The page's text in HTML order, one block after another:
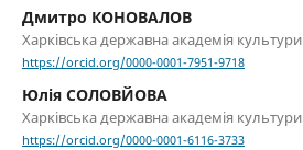
Дмитро КОНОВАЛОВ
Харківська державна академія культури
https://orcid.org/0000-0001-7951-9718
Юлія СОЛОВЙОВА
Харківська державна академія культури
https://orcid.org/0000-0001-6116-3733